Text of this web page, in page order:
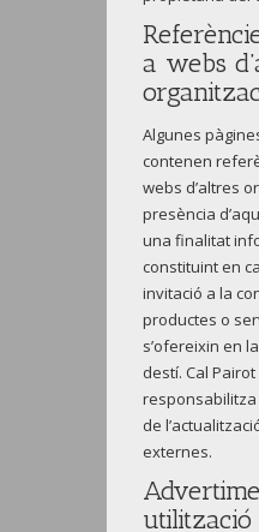
a webs
Algunes
contenen
webs d’altres
presència
una finalitat
constituint en
invitació a la
productes o
s’ofereixin en
destí. Cal
responsabilitza
de
externes.
utilització